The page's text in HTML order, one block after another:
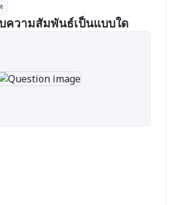
ความสัมพันธ์เป็นแบบใด